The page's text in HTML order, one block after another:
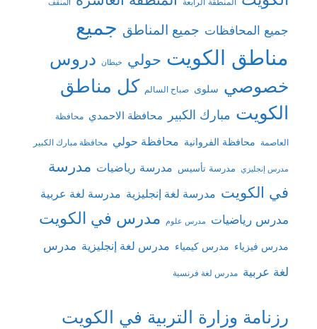
المنقف
جميع المحافظات جميع المناطق جميع
مناطق الكويت حولي خيطان دروس
خصوصي سلوى صباح السالم كل مناطق
الكويت مبارك الكبير محافظة الاحمدي محافظة
العاصمة محافظة الفروانية محافظة حولي محافظة مبارك الكبير
مدرس إنجليزي مدرسة تأسيس مدرسة رياضيات مدرسة
في الكويت مدرسة لغة إنجليزية مدرسة لغة عربية
مدرس رياضيات مدرس علوم مدرس في الكويت
مدرس فيزياء مدرس كيمياء مدرس لغة إنجليزية مدرس
لغة عربية مدرس لغة فرنسية
رزنامة وزارة التربية في الكويت